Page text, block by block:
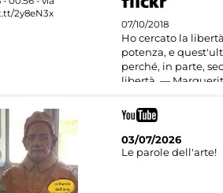
07/10/2018
Ho cercato la
potenza, e
perché, in parte,
libertà. —
03/07/2026
Le parole dell'arte!